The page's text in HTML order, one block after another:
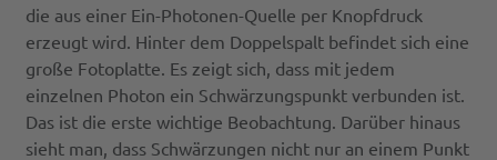
die aus einer Ein-Photonen-Quelle per Knopfdruck
erzeugt wird. Hinter dem Doppelspalt befindet sich eine
große Fotoplatte. Es zeigt sich, dass mit jedem
einzelnen Photon ein Schwärzungspunkt verbunden ist.
Das ist die erste wichtige Beobachtung. Darüber hinaus
sieht man, dass Schwärzungen nicht nur an einem Punkt